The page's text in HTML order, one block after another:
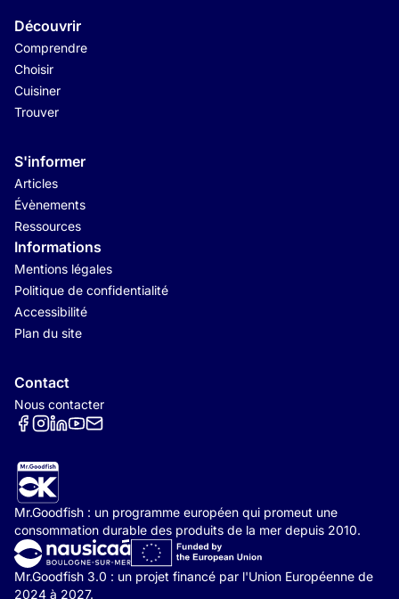
Découvrir
Comprendre
Choisir
Cuisiner
Trouver
S'informer
Articles
Évènements
Ressources
Informations
Mentions légales
Politique de confidentialité
Accessibilité
Plan du site
Contact
Nous contacter
Réseaux sociaux
Mr.Goodfish : un programme européen qui promeut une
consommation durable des produits de la mer depuis 2010.
Mr.Goodfish 3.0 : un projet financé par l'Union Européenne de
2024 à 2027.